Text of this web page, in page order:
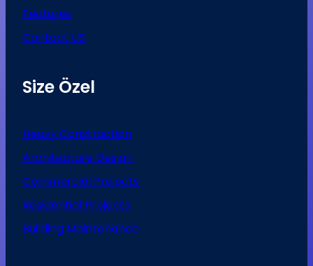
Features
Contact US
Size Özel
Heavy Construction
Architecture Design
Commercial Projects
Residential Projects
Building Maintenance